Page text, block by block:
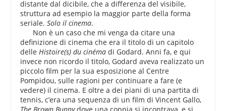
distante dal dicibile, che a differenza del visibile,
struttura ad esempio la maggior parte della forma
seriale.Solo il cinema.
Non è un caso che mi venga da citare una
definizione di cinema che era il titolo di un capitolo
delleHistoire(s) du cinéma di Godard. Anni fa, e qui
invece non ricordo il titolo, Godard aveva realizzato un
piccolo film per la sua esposizione al Centre
Pompidou, sulle ragioni per continuare a fare (e
vedere) il cinema. E oltre a dei piani di una partita di
tennis, c’era una sequenza di un film di Vincent Gallo,